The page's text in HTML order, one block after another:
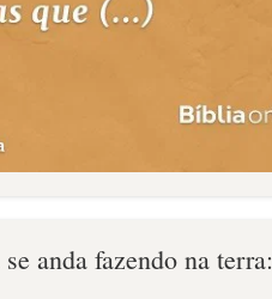
anda fazendo na terra: